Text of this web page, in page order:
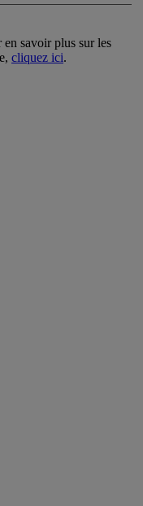
savoir plus sur les
cliquez ici.